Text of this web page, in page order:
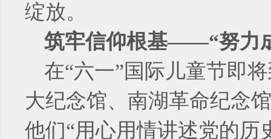
绽放。
筑牢信仰根基——“努力
在“六一”国际儿童节即
大纪念馆、南湖革命纪念
他们“用心用情讲述党的